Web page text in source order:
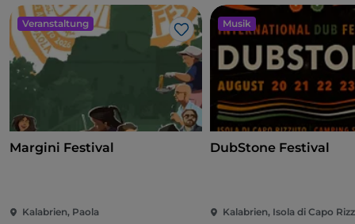
Veranstaltung
Like
Margini Festival
Kalabrien, Paola
Musik
DubStone Festival
Kalabrien, Isola di Capo